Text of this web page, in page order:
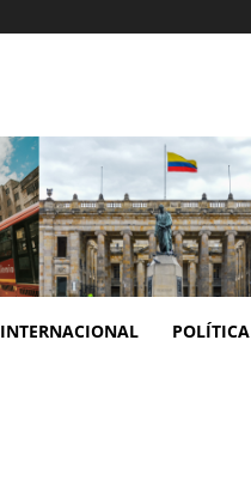
INTERNACIONAL POLÍTICA